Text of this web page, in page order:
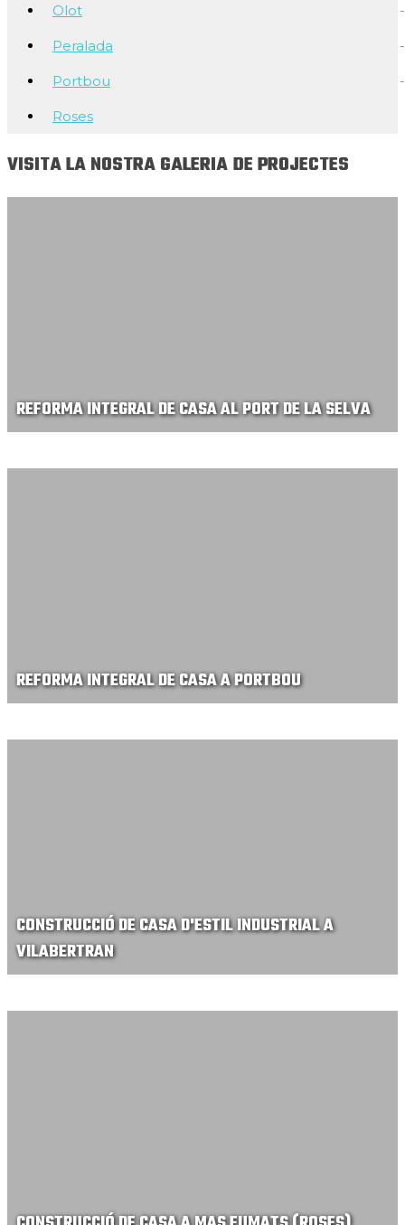
Olot
Peralada
Portbou
Roses
VISITA LA NOSTRA GALERIA DE PROJECTES
REFORMA INTEGRAL DE CASA AL PORT DE LA SELVA
REFORMA INTEGRAL DE CASA A PORTBOU
CONSTRUCCIÓ DE CASA D'ESTIL INDUSTRIAL A
VILABERTRAN